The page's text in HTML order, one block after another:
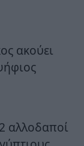
ακούει
αλλοδαποί